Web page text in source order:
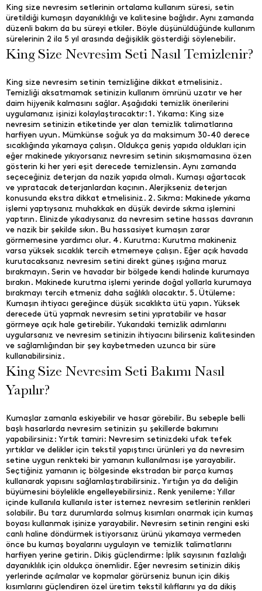
King size nevresim setlerinin ortalama kullanım süresi, setin
üretildiği kumaşın dayanıklılığı ve kalitesine bağlıdır. Aynı zamanda
düzenli bakım da bu süreyi etkiler. Böyle düşünüldüğünde kullanım
sürelerinin 2 ila 5 yıl arasında değişiklik gösterdiği söylenebilir.
King Size Nevresim Seti Nasıl Temizlenir?
King size nevresim setinin temizliğine dikkat etmelisiniz.
Temizliği aksatmamak setinizin kullanım ömrünü uzatır ve her
daim hijyenik kalmasını sağlar. Aşağıdaki temizlik önerilerini
uygulamanız işinizi kolaylaştıracaktır: 1. Yıkama: King size
nevresim setinizin etiketinde yer alan temizlik talimatlarına
harfiyen uyun. Mümkünse soğuk ya da maksimum 30-40 derece
sıcaklığında yıkamaya çalışın. Oldukça geniş yapıda oldukları için
eğer makinede yıkıyorsanız nevresim setinin sıkışmamasına özen
gösterin ki her yeri eşit derecede temizlensin. Aynı zamanda
seçeceğiniz deterjan da nazik yapıda olmalı. Kumaşı ağartacak
ve yıpratacak deterjanlardan kaçının. Alerjikseniz deterjan
konusunda ekstra dikkat etmelisiniz. 2. Sıkma: Makinede yıkama
işlemi yaptıysanız muhakkak en düşük devirde sıkma işlemini
yaptırın. Elinizde yıkadıysanız da nevresim setine hassas davranın
ve nazik bir şekilde sıkın. Bu hassasiyet kumaşın zarar
görmemesine yardımcı olur. 4. Kurutma: Kurutma makineniz
varsa yüksek sıcaklık tercih etmemeye çalışın. Eğer açık havada
kurutacaksanız nevresim setini direkt güneş ışığına maruz
bırakmayın. Serin ve havadar bir bölgede kendi halinde kurumaya
bırakın. Makinede kurutma işlemi yerinde doğal yollarla kurumaya
bırakmayı tercih etmeniz daha sağlıklı olacaktır. 5. Ütüleme:
Kumaşın ihtiyacı gereğince düşük sıcaklıkta ütü yapın. Yüksek
derecede ütü yapmak nevresim setini yıpratabilir ve hasar
görmeye açık hale getirebilir. Yukarıdaki temizlik adımlarını
uygularsanız ve nevresim setinizin ihtiyacını bilirseniz kalitesinden
ve sağlamlığından bir şey kaybetmeden uzunca bir süre
kullanabilirsiniz.
King Size Nevresim Seti Bakımı Nasıl
Yapılır?
Kumaşlar zamanla eskiyebilir ve hasar görebilir. Bu sebeple belli
başlı hasarlarda nevresim setinizin şu şekillerde bakımını
yapabilirsiniz: Yırtık tamiri: Nevresim setinizdeki ufak tefek
yırtıklar ve delikler için tekstil yapıştırıcı ürünleri ya da nevresim
setine uygun renkteki bir yamanın kullanılması işe yarayabilir.
Seçtiğiniz yamanın iç bölgesinde ekstradan bir parça kumaş
kullanarak yapısını sağlamlaştırabilirsiniz. Yırtığın ya da deliğin
büyümesini böylelikle engelleyebilirsiniz. Renk yenileme: Yıllar
içinde kullanıla kullanıla ister istemez nevresim setlerinin renkleri
solabilir. Bu tarz durumlarda solmuş kısımları onarmak için kumaş
boyası kullanmak işinize yarayabilir. Nevresim setinin rengini eski
canlı haline döndürmek istiyorsanız ürünü yıkamaya vermeden
önce bu kumaş boyalarını uygulayın ve temizlik talimatlarını
harfiyen yerine getirin. Dikiş güçlendirme: İplik sayısının fazlalığı
dayanıklılık için oldukça önemlidir. Eğer nevresim setinizin dikiş
yerlerinde açılmalar ve kopmalar görürseniz bunun için dikiş
kısımlarını güçlendiren özel üretim tekstil kılıflarını ya da dikiş